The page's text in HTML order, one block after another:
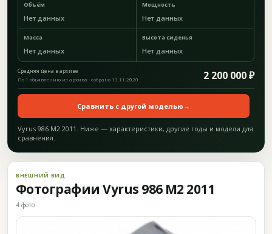
Объём
Нет данных
Мощность
Нет данных
Масса
Нет данных
Высота сиденья
Нет данных
Средняя цена в архиве 2 200 000 ₽
По 1 объявлению из архива · собрано 13.11.2020
Сравнить с другой моделью →
Vyrus 986 M2 2011. Ниже — характеристики, другие годы и модели для
сравнения.
ВНЕШНИЙ ВИД
Фотографии Vyrus 986 M2 2011
4 фото